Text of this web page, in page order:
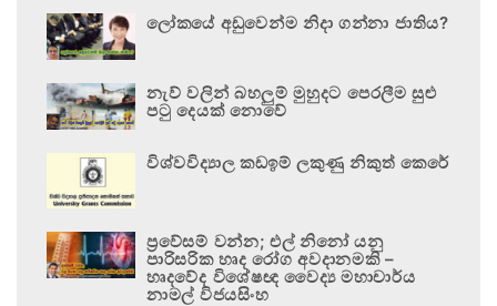
ලෝකයේ අඩුවෙන්ම නිදා ගන්නා ජාතිය?
නැව් වලින් බහලුම් මුහුදට පෙරලීම සුළු
පටු දෙයක් නොවේ
විශ්වවිද්‍යාල කඩඉම් ලකුණු නිකුත් කෙරේ
ප්‍රවේසම් වන්න; එල් නිනෝ යනු
පාරිසරික හෘද රෝග අවදානමකි –
හෘදවේද විශේෂඥ වෛද්‍ය මහාචාර්ය
නාමල් විජයසිංහ